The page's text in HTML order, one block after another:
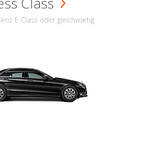
E-Class oder gleichwärtig